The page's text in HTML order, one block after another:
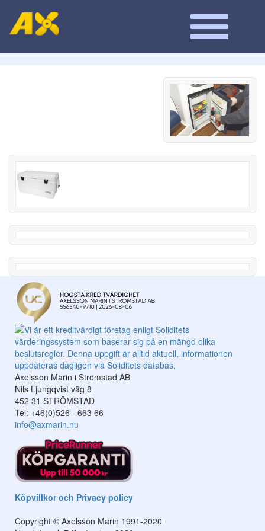
Axelsson Marin i Strömstad AB
Nils Ljungqvist väg 8
452 31 STRÖMSTAD
Tel: +46(0)526 - 663 66
info@axmarin.nu
Köpvillkor och Privacy policy
Copyright © Axelsson Marin 1991-2020